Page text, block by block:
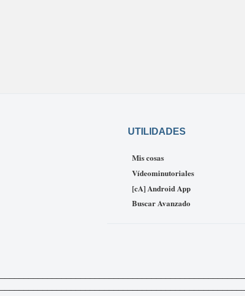
UTILIDADES
Mis cosas
Vídeominutoriales
[cA] Android App
Buscar Avanzado